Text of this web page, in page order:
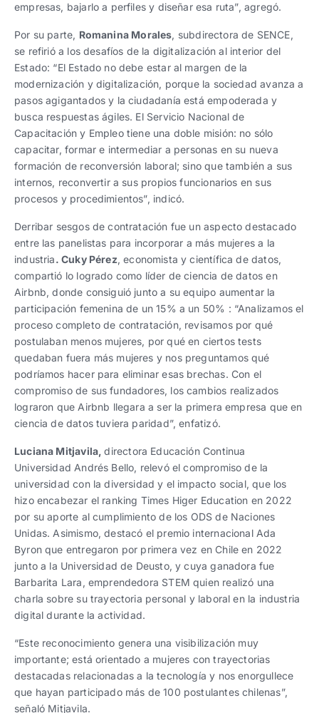
empresas, bajarlo a perfiles y diseñar esa ruta”, agregó.
Por su parte, Romanina Morales, subdirectora de SENCE,
se refirió a los desafíos de la digitalización al interior del
Estado: “El Estado no debe estar al margen de la
modernización y digitalización, porque la sociedad avanza a
pasos agigantados y la ciudadanía está empoderada y
busca respuestas ágiles. El Servicio Nacional de
Capacitación y Empleo tiene una doble misión: no sólo
capacitar, formar e intermediar a personas en su nueva
formación de reconversión laboral; sino que también a sus
internos, reconvertir a sus propios funcionarios en sus
procesos y procedimientos”, indicó.
Derribar sesgos de contratación fue un aspecto destacado
entre las panelistas para incorporar a más mujeres a la
industria. Cuky Pérez, economista y científica de datos,
compartió lo logrado como líder de ciencia de datos en
Airbnb, donde consiguió junto a su equipo aumentar la
participación femenina de un 15% a un 50% : “Analizamos el
proceso completo de contratación, revisamos por qué
postulaban menos mujeres, por qué en ciertos tests
quedaban fuera más mujeres y nos preguntamos qué
podríamos hacer para eliminar esas brechas. Con el
compromiso de sus fundadores, los cambios realizados
lograron que Airbnb llegara a ser la primera empresa que en
ciencia de datos tuviera paridad”, enfatizó.
Luciana Mitjavila,directora Educación Continua
Universidad Andrés Bello, relevó el compromiso de la
universidad con la diversidad y el impacto social, que los
hizo encabezar el ranking Times Higer Education en 2022
por su aporte al cumplimiento de los ODS de Naciones
Unidas. Asimismo, destacó el premio internacional Ada
Byron que entregaron por primera vez en Chile en 2022
junto a la Universidad de Deusto, y cuya ganadora fue
Barbarita Lara, emprendedora STEM quien realizó una
charla sobre su trayectoria personal y laboral en la industria
digital durante la actividad.
“Este reconocimiento genera una visibilización muy
importante; está orientado a mujeres con trayectorias
destacadas relacionadas a la tecnología y nos enorgullece
que hayan participado más de 100 postulantes chilenas”,
señaló Mitjavila.